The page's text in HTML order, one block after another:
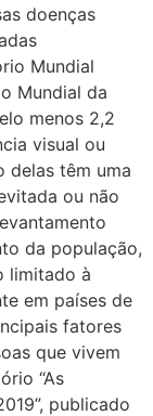
doenças
Mundial
Mundial da
menos 2,2
visual ou
delas têm uma
ou não
da população,
limitado à
em países de
fatores
que vivem
“As
publicado